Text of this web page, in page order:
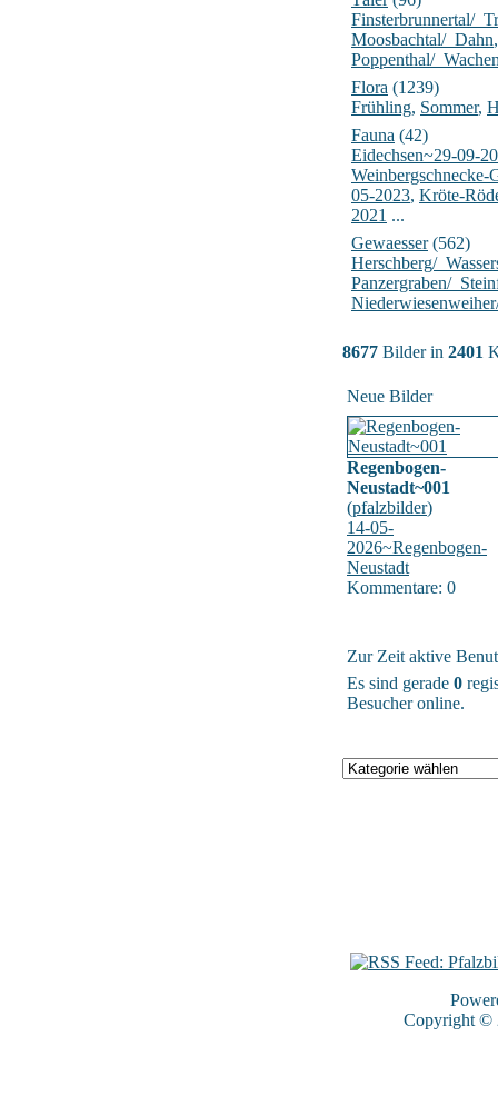
Finsterbrunnertal/
Moosbachtal/_Dahn,
Poppenthal/
Flora (1239)
Frühling, Sommer,
Fauna (42)
Eidechsen~29-09-
Weinbergschnecke-
05-2023, Kröte-
2021 ...
Gewaesser(562)
Herschberg/
Panzergraben/
8677 Bilder in 2401
Neue Bilder
Regenbogen-
Neustadt~001
(pfalzbilder)
14-05-
2026~Regenbogen-
Neustadt
Kommentare: 0
Zur Zeit aktive
Es sind gerade 0
Besucher online.
Copyright ©